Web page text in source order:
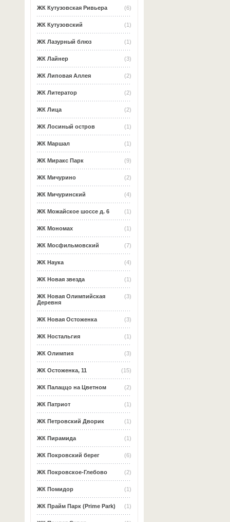
(6)
ЖК Кутузовская Ривьера
(1)
ЖК Кутузовский
(1)
ЖК Лазурный блюз
(3)
ЖК Лайнер
(2)
ЖК Липовая Аллея
(2)
ЖК Литератор
(2)
ЖК Лица
(1)
ЖК Лосиный остров
(1)
ЖК Маршал
(9)
ЖК Миракс Парк
(2)
ЖК Мичурино
(4)
ЖК Мичуринский
(1)
ЖК Можайское шоссе д. 6
(1)
ЖК Мономах
(7)
ЖК Мосфильмовский
(4)
ЖК Наука
(1)
ЖК Новая звезда
(3)
ЖК Новая Олимпийская
Деревня
(3)
ЖК Новая Остоженка
(1)
ЖК Ностальгия
(3)
ЖК Олимпия
(15)
ЖК Остоженка, 11
(2)
ЖК Палаццо на Цветном
(1)
ЖК Патриот
(1)
ЖК Петровский Дворик
(1)
ЖК Пирамида
(6)
ЖК Покровский берег
(2)
ЖК Покровское-Глебово
(1)
ЖК Помидор
(1)
ЖК Прайм Парк (Prime Park)